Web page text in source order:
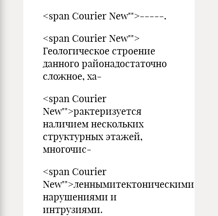
<span Courier New"">-----.
<span Courier New"">
Геологическое строение
данного районадостаточно
сложное, ха-
<span Courier
New"">рактеризуется
наличием нескольких
структурных этажей,
многочис-
<span Courier
New"">леннымитектоническими
нарушениями и
интрузиями.